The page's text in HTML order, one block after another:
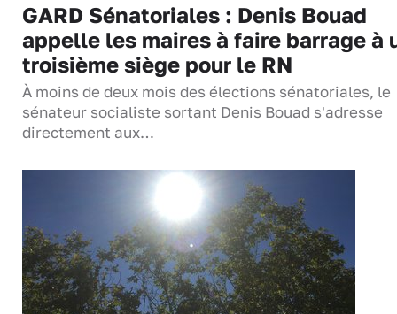
GARD Sénatoriales : Denis Bouad
appelle les maires à faire barrage à
troisième siège pour le RN
À moins de deux mois des élections sénatoriales, le
sénateur socialiste sortant Denis Bouad s'adresse
directement aux…